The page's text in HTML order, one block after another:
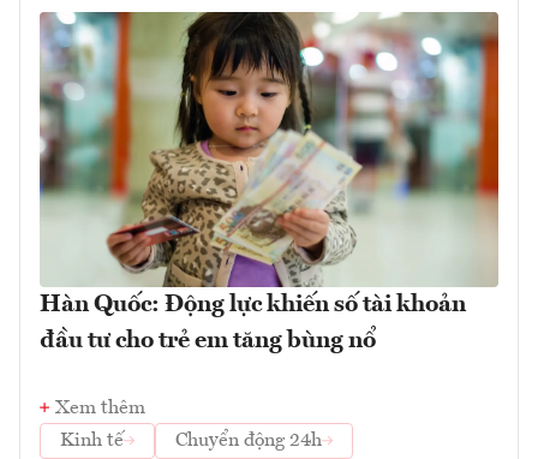
Hàn Quốc: Động lực khiến số tài khoản
đầu tư cho trẻ em tăng bùng nổ
Xem thêm
Kinh tế
Chuyển động 24h